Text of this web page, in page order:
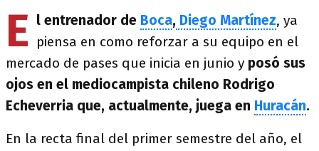
E l entrenador de Boca, Diego Martínez, ya
piensa en como reforzar a su equipo en el
mercado de pases que inicia en junio y posó sus
ojos en el mediocampista chileno Rodrigo
Echeverria que, actualmente, juega en Huracán.
En la recta final del primer semestre del año, el